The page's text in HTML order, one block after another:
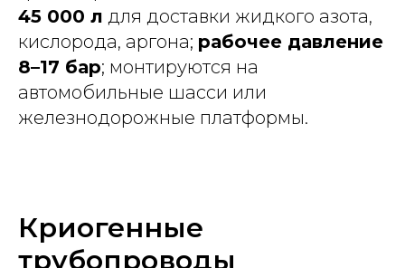
45 000 л для доставки жидкого азота,
кислорода, аргона; рабочее давление
8–17 бар; монтируются на
автомобильные шасси или
железнодорожные платформы.
Криогенные
трубопроводы